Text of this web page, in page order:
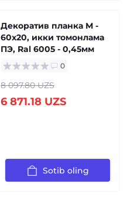
Декоратив планка М -
60х20, икки томонлама
ПЭ, Ral 6005 - 0,45мм
0
8 097.80 UZS
6 871.18 UZS
Sotib oling